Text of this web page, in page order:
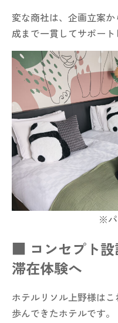
変な商社は、企画立案
成まで一貫してサポート
※パ
■ コンセプト設
滞在体験へ
ホテルリソル上野様は
歩んできたホテルです。